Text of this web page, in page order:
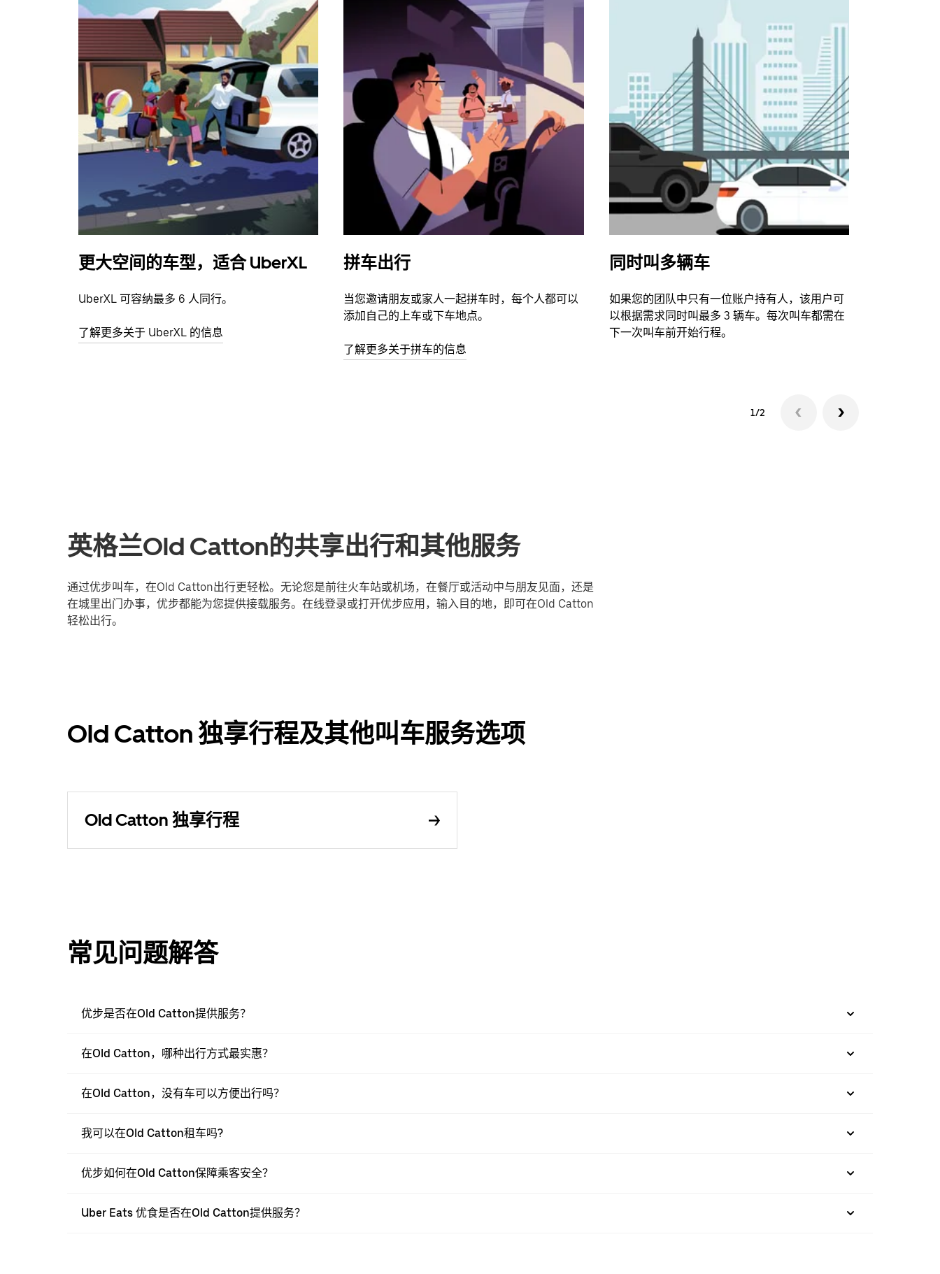
更大空间的车型，适合 UberXL
UberXL 可容纳最多 6 人同行。
了解更多关于 UberXL 的信息
拼车出行
当您邀请朋友或家人一起拼车时，每个人都可以
添加自己的上车或下车地点。
了解更多关于拼车的信息
同时叫多辆车
如果您的团队中只有一位账户持有人，该用户可
以根据需求同时叫最多 3 辆车。每次叫车都需在
下一次叫车前开始行程。
1/2
英格兰Old Catton的共享出行和其他服务
通过优步叫车，在Old Catton出行更轻松。无论您是前往火车站或机场，在餐厅或活动中与朋友见面，还是
在城里出门办事，优步都能为您提供接载服务。在线登录或打开优步应用，输入目的地，即可在Old Catton
轻松出行。
Old Catton 独享行程及其他叫车服务选项
Old Catton 独享行程
常见问题解答
优步是否在Old Catton提供服务？
在Old Catton，哪种出行方式最实惠？
在Old Catton，没有车可以方便出行吗？
我可以在Old Catton租车吗?
优步如何在Old Catton保障乘客安全？
Uber Eats 优食是否在Old Catton提供服务？